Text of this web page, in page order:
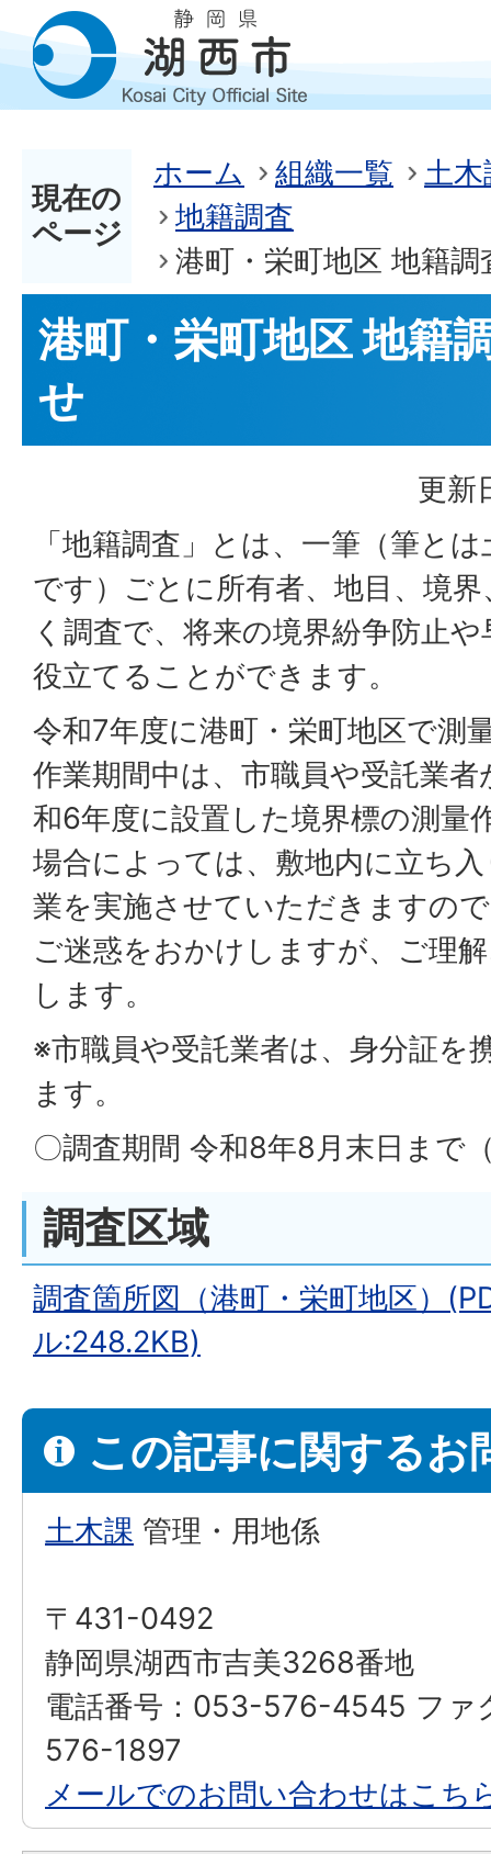
現在の
ページ
ホーム 組織一覧
土木
地籍調査
港町・栄町地区 地籍
港町・栄町地区 地籍
せ
更新
「地籍調査」とは、一筆（筆と
です）ごとに所有者、地目、境
く調査で、将来の境界紛争防止
役立てることができます。
令和7年度に港町・栄町地区で測
作業期間中は、市職員や受託業
和6年度に設置した境界標の測量
場合によっては、敷地内に立ち
業を実施させていただきますの
ご迷惑をおかけしますが、ご理
します。
※市職員や受託業者は、身分証を
ます。
〇調査期間 令和8年8月末日まで
調査区域
調査箇所図（港町・栄町地区）
ル:248.2KB)
この記事に関するお
土木課 管理・用地係
〒431-0492
静岡県湖西市吉美3268番地
電話番号：053-576-4545 ファ
576-1897
メールでのお問い合わせはこち